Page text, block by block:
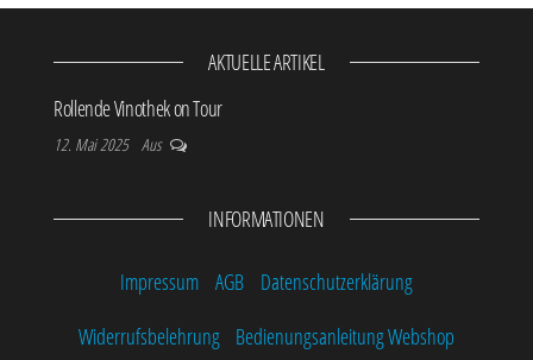
AKTUELLE ARTIKEL
Rollende Vinothek on Tour
12. Mai 2025 Aus
INFORMATIONEN
Impressum AGB
Datenschutzerklärung
Widerrufsbelehrung Bedienungsanleitung Webshop